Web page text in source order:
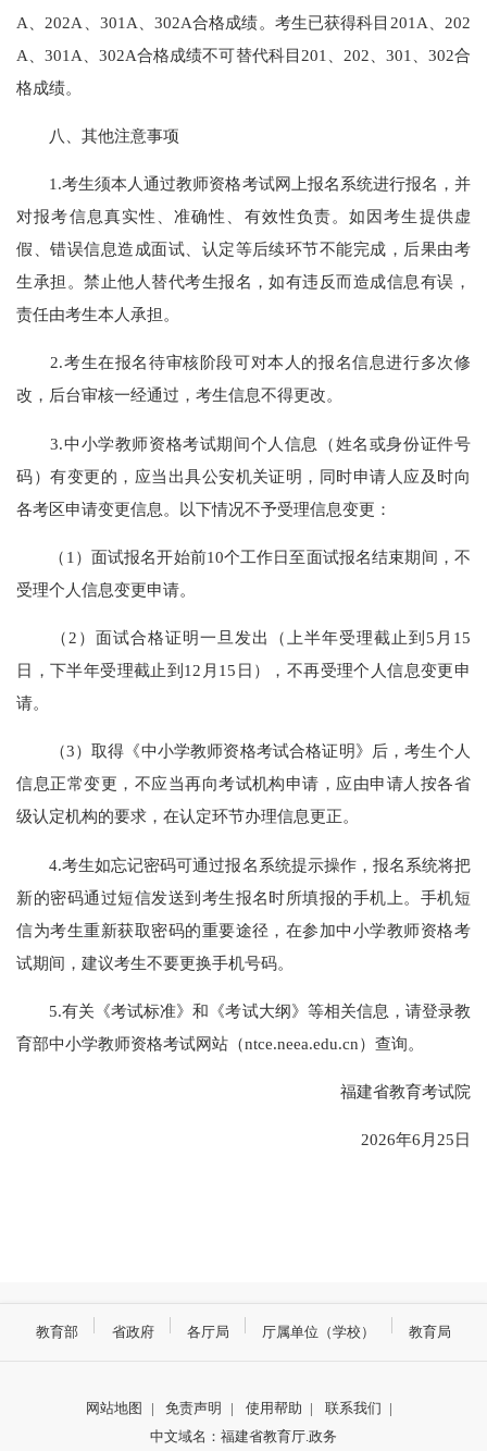
A、202A、301A、302A合格成绩。考生已获得科目201A、202
A、301A、302A合格成绩不可替代科目201、202、301、302合
格成绩。
八、其他注意事项
1.考生须本人通过教师资格考试网上报名系统进行报名，并
对报考信息真实性、准确性、有效性负责。如因考生提供虚
假、错误信息造成面试、认定等后续环节不能完成，后果由考
生承担。禁止他人替代考生报名，如有违反而造成信息有误，
责任由考生本人承担。
2.考生在报名待审核阶段可对本人的报名信息进行多次修
改，后台审核一经通过，考生信息不得更改。
3.中小学教师资格考试期间个人信息（姓名或身份证件号
码）有变更的，应当出具公安机关证明，同时申请人应及时向
各考区申请变更信息。以下情况不予受理信息变更：
（1）面试报名开始前10个工作日至面试报名结束期间，不
受理个人信息变更申请。
（2）面试合格证明一旦发出（上半年受理截止到5月15
日，下半年受理截止到12月15日），不再受理个人信息变更申
请。
（3）取得《中小学教师资格考试合格证明》后，考生个人
信息正常变更，不应当再向考试机构申请，应由申请人按各省
级认定机构的要求，在认定环节办理信息更正。
4.考生如忘记密码可通过报名系统提示操作，报名系统将把
新的密码通过短信发送到考生报名时所填报的手机上。手机短
信为考生重新获取密码的重要途径，在参加中小学教师资格考
试期间，建议考生不要更换手机号码。
5.有关《考试标准》和《考试大纲》等相关信息，请登录教
育部中小学教师资格考试网站（ntce.neea.edu.cn）查询。
福建省教育考试院
2026年6月25日
教育部 省政府 各厅局 厅属单位（学校） 教育局
网站地图 | 免责声明 | 使用帮助 | 联系我们 |
中文域名：福建省教育厅.政务